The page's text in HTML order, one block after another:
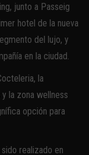
junto a Passeig
hotel de la nueva
del lujo, y
en la ciudad.
la
la zona wellness
opción para
realizado en